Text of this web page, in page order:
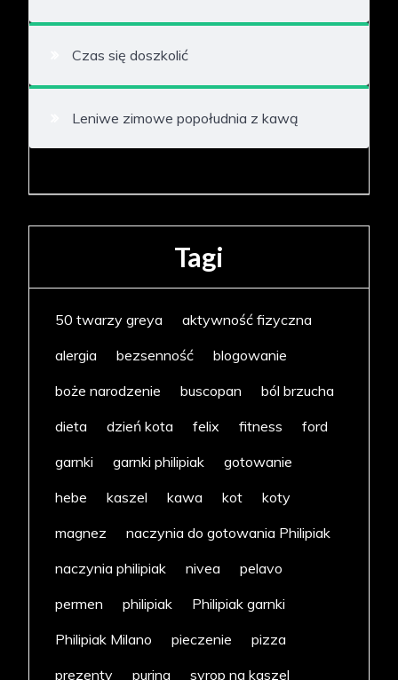
Czas się doszkolić
Leniwe zimowe popołudnia z kawą
Tagi
50 twarzy greya
aktywność fizyczna
alergia
bezsenność
blogowanie
boże narodzenie
buscopan
ból brzucha
dieta
dzień kota felix fitness
ford
garnki
garnki philipiak
gotowanie
hebe
kaszel kawa kot
koty
magnez
naczynia do gotowania Philipiak
naczynia philipiak
nivea
pelavo
permen
philipiak
Philipiak garnki
Philipiak Milano
pieczenie
pizza
prezenty
purina
syrop na kaszel